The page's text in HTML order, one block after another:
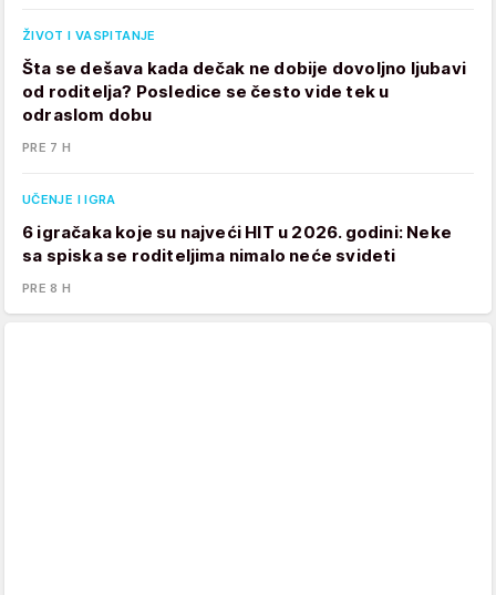
ŽIVOT I VASPITANJE
Šta se dešava kada dečak ne dobije dovoljno ljubavi
od roditelja? Posledice se često vide tek u
odraslom dobu
PRE 7 H
UČENJE I IGRA
6 igračaka koje su najveći HIT u 2026. godini: Neke
sa spiska se roditeljima nimalo neće svideti
PRE 8 H